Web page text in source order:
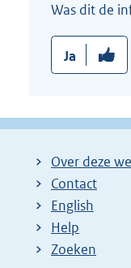
Was dit de
Ja
Over deze
Contact
English
Help
Zoeken